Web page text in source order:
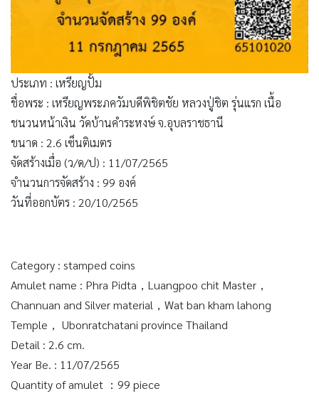
ประเภท : เหรียญปั้ม
ชื่อพระ : เหรียญพระภควัมบดีพิชิตชัย หลวงปู่ชิต รุ่นแรก เนื้อ
ชนวนหน้าเงิน วัดบ้านคำระหงษ์ จ.อุบลราชธานี
ขนาด : 2.6 เซ็นติเมตร
จัดสร้างเมื่อ (ว/ด/ป) : 11/07/2565
จำนวนการจัดสร้าง : 99 องค์
วันที่ออกบัตร : 20/10/2565
Category : stamped coins
Amulet name : Phra Pidta，Luangpoo chit Master，
Channuan and Silver material，Wat ban kham lahong
Temple， Ubonratchatani province Thailand
Detail : 2.6 cm.
Year Be. : 11/07/2565
Quantity of amulet ：99 piece